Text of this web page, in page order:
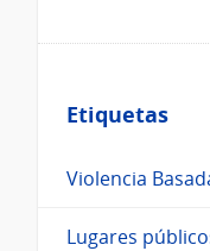
Etiquetas
Etiquetas
Violencia
Lugares